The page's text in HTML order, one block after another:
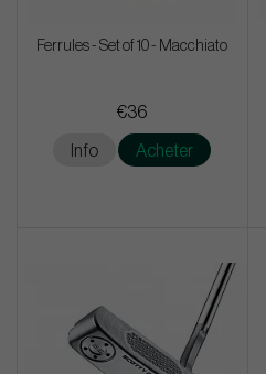
Ferrules - Set of 10 - Macchiato
€36
Info Acheter